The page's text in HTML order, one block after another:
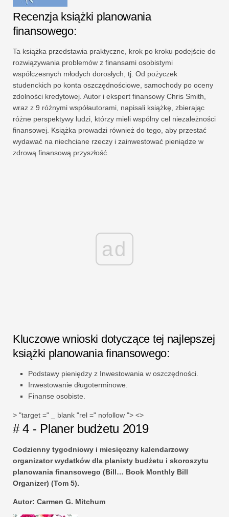
Recenzja książki planowania
finansowego:
Ta książka przedstawia praktyczne, krok po kroku podejście do
rozwiązywania problemów z finansami osobistymi
współczesnych młodych dorosłych, tj. Od pożyczek
studenckich po konta oszczędnościowe, samochody po oceny
zdolności kredytowej. Autor i ekspert finansowy Chris Smith,
wraz z 9 różnymi współautorami, napisali książkę, zbierając
różne perspektywy ludzi, którzy mieli wspólny cel niezależności
finansowej. Książka prowadzi również do tego, aby przestać
wydawać na niechciane rzeczy i zainwestować pieniądze w
zdrową finansową przyszłość.
ad
Kluczowe wnioski dotyczące tej najlepszej
książki planowania finansowego:
Podstawy pieniędzy z Inwestowania w oszczędności.
Inwestowanie długoterminowe.
Finanse osobiste.
> "target =" _ blank "rel =" nofollow "> <>
# 4 - Planer budżetu 2019
Codzienny tygodniowy i miesięczny kalendarzowy
organizator wydatków dla planisty budżetu i skoroszytu
planowania finansowego (Bill… Book Monthly Bill
Organizer) (Tom 5).
Autor: Carmen G. Mitchum